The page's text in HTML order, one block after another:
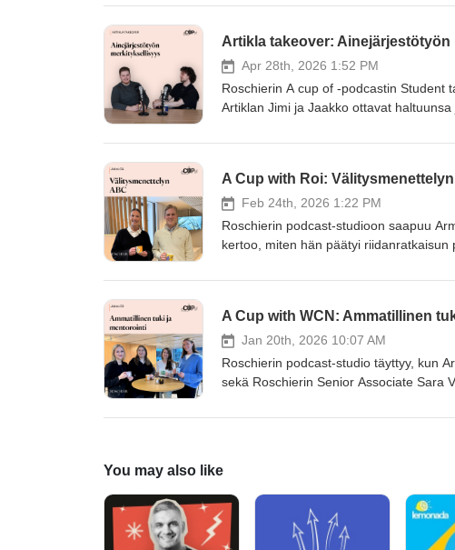
Oletko hakemassa oikeustieteelliseen?
varautua. Jaksossa puhutaan sekä
Artikla takeover:
Apr 28th, 2026 1:52 PM
Roschierin A cup of -podcastin Student
Artiklan Jimi ja Jaakko ottavat
käsitellään, miten aktiivinen
kuulet kokemuksia suoraan niiltä, jotka
Artiklalle.
A Cup with Roi:
Feb 24th, 2026 1:22 PM
Roschierin podcast-studioon saapuu
kertoo, miten hän päätyi
sen tuomioistuimen sijaan? Miten
työskentely riidanratkaisun parissa.
A Cup with WCN: Ammatillinen
Jan 20th, 2026 10:07 AM
Roschierin podcast-studio täyttyy, kun
sekä Roschierin Senior Associate Sara
antaa ja miten mentorointiohjelmat
You may also like